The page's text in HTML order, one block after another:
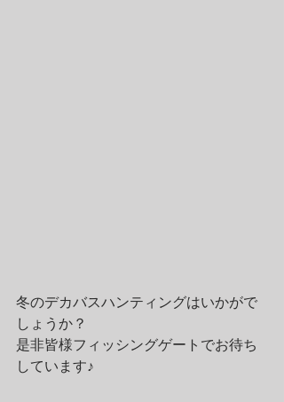
冬のデカバスハンティングはいかがで
しょうか？
是非皆様フィッシングゲートでお待ち
しています♪